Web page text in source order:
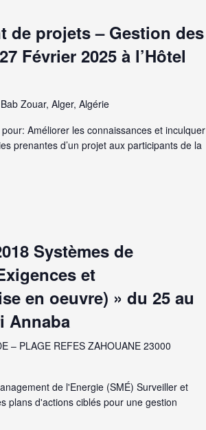
de projets – Gestion des
Février 2025 à l’Hôtel
Zouar, Alger, Algérie
Améliorer les connaissances et inculquer
prenantes d’un projet aux participants de la
Systèmes de
et
en oeuvre) » du 25 au
Annaba
– PLAGE REFES ZAHOUANE 23000
de l'Energie (SMÉ) Surveiller et
plans d'actions ciblés pour une gestion